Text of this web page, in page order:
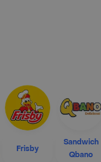
Frisby
Sandwich
Qbano